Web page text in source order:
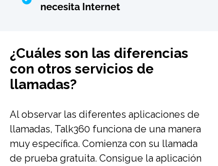
necesita Internet
¿Cuáles son las diferencias
con otros servicios de
llamadas?
Al observar las diferentes aplicaciones de
llamadas, Talk360 funciona de una manera
muy específica. Comienza con su llamada
de prueba gratuita. Consigue la aplicación